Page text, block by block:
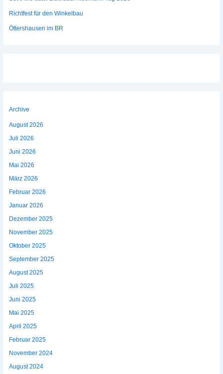
Richtfest für den Winkelbau
Öttershausen im BR
Archive
August 2026
Juli 2026
Juni 2026
Mai 2026
März 2026
Februar 2026
Januar 2026
Dezember 2025
November 2025
Oktober 2025
September 2025
August 2025
Juli 2025
Juni 2025
Mai 2025
April 2025
Februar 2025
November 2024
August 2024